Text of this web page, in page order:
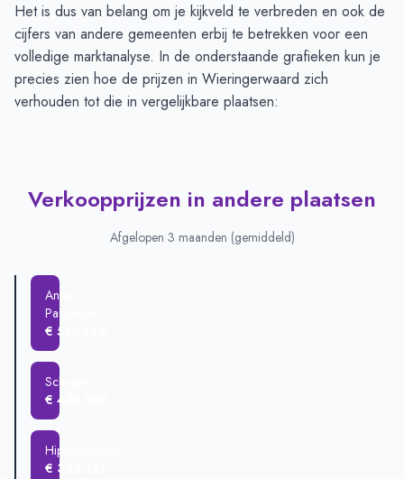
Het is dus van belang om je kijkveld te verbreden en ook de
cijfers van andere gemeenten erbij te betrekken voor een
volledige marktanalyse. In de onderstaande grafieken kun je
precies zien hoe de prijzen in Wieringerwaard zich
verhouden tot die in vergelijkbare plaatsen:
Verkoopprijzen in andere plaatsen
Afgelopen 3 maanden (gemiddeld)
Anna
Paulowna
€ 513.269
Schagen
€ 435.806
Hippolytushoef
€ 398.187